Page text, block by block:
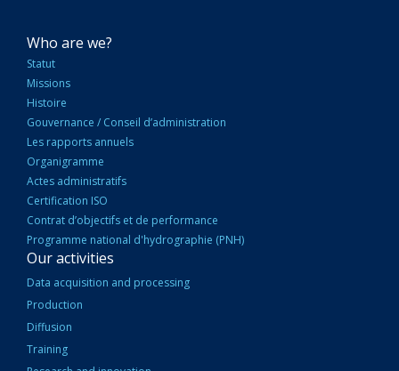
NAVIGATION
PRINCIPALE
Who are we?
Statut
Missions
Histoire
Gouvernance / Conseil d’administration
Les rapports annuels
Organigramme
Actes administratifs
Certification ISO
Contrat d’objectifs et de performance
Programme national d'hydrographie (PNH)
Our activities
Data acquisition and processing
Production
Diffusion
Training